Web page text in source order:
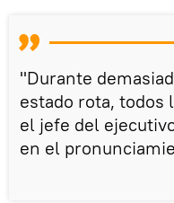
"Durante
estado rota, todos
el jefe del
en el